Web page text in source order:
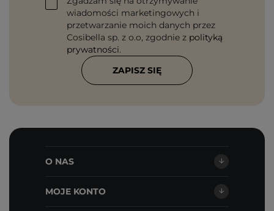
wiadomości marketingowych i
przetwarzanie moich danych przez
Cosibella sp. z o.o, zgodnie z polityką
prywatności.
ZAPISZ SIĘ
O NAS
MOJE KONTO